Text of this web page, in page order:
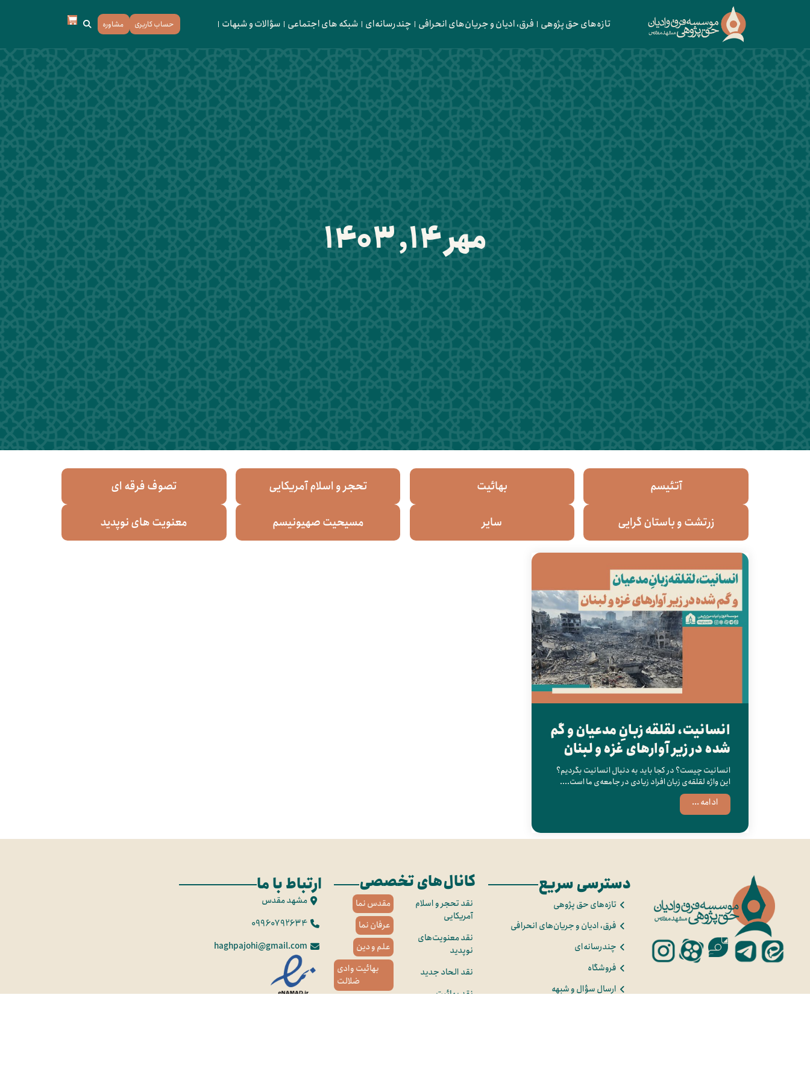
تازه‌های حق پژوهی فرق، ادیان و جریان‌های انحرافی چندرسانه‌ای شبکه های اجتماعی سؤالات و شبهات حساب کاربری مشاوره
مهر 14, 1403
آتئیسم بهائیت تحجر و اسلام آمریکایی تصوف فرقه ای
زرتشت و باستان گرایی سایر مسیحیت صهیونیسم معنویت های نوپدید
انسانیت، لقلقه‌ زبانِ مدعیان و گم
شده در زیر آوارهای غزه و لبنان
انسانیت چیست؟ در کجا باید به دنبال انسانیت بگردیم؟
این واژه لقلقه‌ی زبان افراد زیادی در جامعه‌ی ما است....
ادامه ...
دسترسی سریع
تازه‌های حق پژوهی
فرق، ادیان و جریان‌های انحرافی
چندرسانه‌ای
فروشگاه
ارسال سؤال و شبهه
کانال‌های تخصصی
نقد تحجر و اسلام
آمریکایی
نقد معنویت‌های
نوپدید
نقد الحاد جدید
نقد بهائیت
مقدس نما
عرفان نما
علم و دین
بهائیت وادی
ضلالت
ارتباط با ما
مشهد مقدس
09960792634
haghpajohi@gmail.com